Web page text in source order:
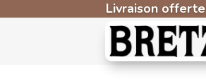
Livraison offerte